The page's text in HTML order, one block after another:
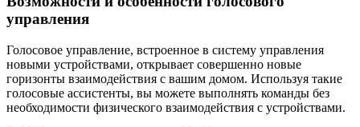
управления
Голосовое управление, встроенное в систему управления
новыми устройствами, открывает совершенно новые
горизонты взаимодействия с вашим домом. Используя такие
голосовые ассистенты, вы можете выполнять команды без
необходимости физического взаимодействия с устройствами.